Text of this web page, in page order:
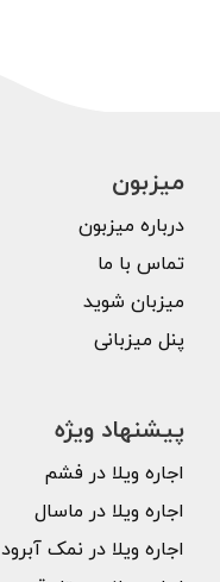
میزبون
درباره میزبون
تماس با ما
میزبان شوید
پنل میزبانی
پیشنهاد ویژه
اجاره ویلا در فشم
اجاره ویلا در ماسال
اجاره ویلا در نمک آبرود